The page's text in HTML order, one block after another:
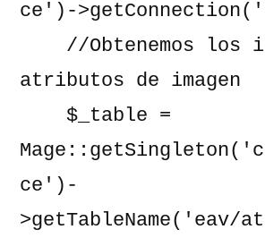
ce')-
atributos de imagen
ce')-